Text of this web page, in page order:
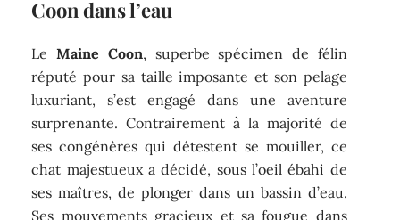
Coon dans l’eau
LeMaine Coon, superbe spécimen de félin
réputé pour sa taille imposante et son pelage
luxuriant, s’est engagé dans une aventure
surprenante. Contrairement à la majorité de
ses congénères qui détestent se mouiller, ce
chat majestueux a décidé, sous l’oeil ébahi de
ses maîtres, de plonger dans un bassin d’eau.
Ses mouvements gracieux et sa fougue dans